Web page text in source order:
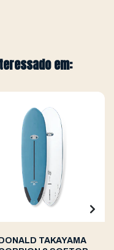
em:
TAKAYAMA